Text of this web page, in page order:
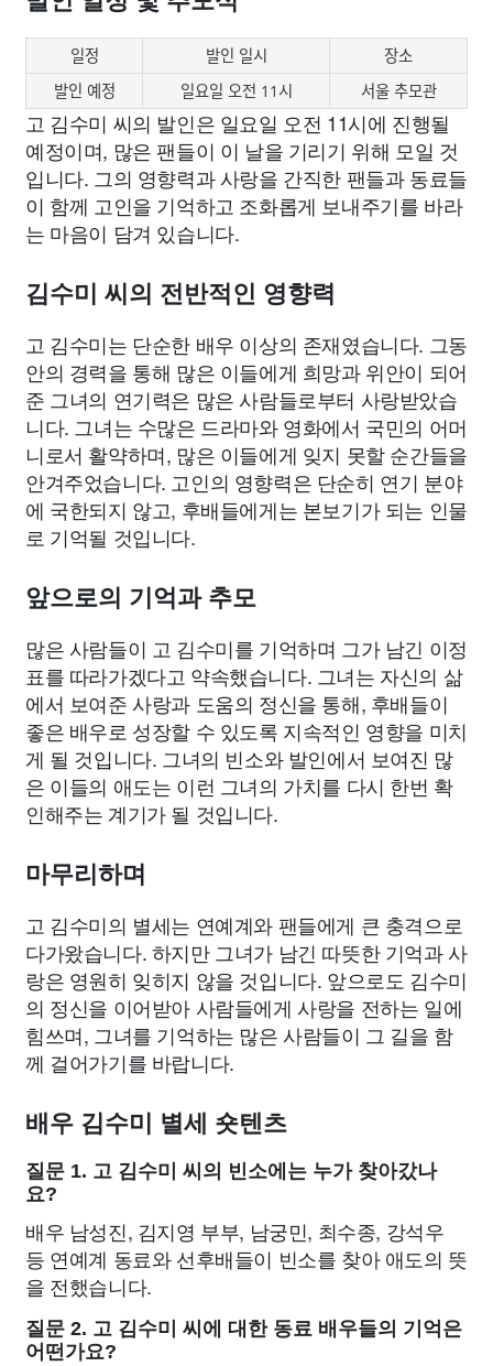
일정 발인 일시
장소
발인 예정
일요일 오전 11시 서울 추모관
고 김수미 씨의 발인은 일요일 오전 11시에 진행될
예정이며, 많은 팬들이 이 날을 기리기 위해 모일 것
입니다. 그의 영향력과 사랑을 간직한 팬들과 동료들
이 함께 고인을 기억하고 조화롭게 보내주기를 바라
는 마음이 담겨 있습니다.
김수미 씨의 전반적인 영향력
고 김수미는 단순한 배우 이상의 존재였습니다. 그동
안의 경력을 통해 많은 이들에게 희망과 위안이 되어
준 그녀의 연기력은 많은 사람들로부터 사랑받았습
니다. 그녀는 수많은 드라마와 영화에서 국민의 어머
니로서 활약하며, 많은 이들에게 잊지 못할 순간들을
안겨주었습니다. 고인의 영향력은 단순히 연기 분야
에 국한되지 않고, 후배들에게는 본보기가 되는 인물
로 기억될 것입니다.
앞으로의 기억과 추모
많은 사람들이 고 김수미를 기억하며 그가 남긴 이정
표를 따라가겠다고 약속했습니다. 그녀는 자신의 삶
에서 보여준 사랑과 도움의 정신을 통해, 후배들이
좋은 배우로 성장할 수 있도록 지속적인 영향을 미치
게 될 것입니다. 그녀의 빈소와 발인에서 보여진 많
은 이들의 애도는 이런 그녀의 가치를 다시 한번 확
인해주는 계기가 될 것입니다.
마무리하며
고 김수미의 별세는 연예계와 팬들에게 큰 충격으로
다가왔습니다. 하지만 그녀가 남긴 따뜻한 기억과 사
랑은 영원히 잊히지 않을 것입니다. 앞으로도 김수미
의 정신을 이어받아 사람들에게 사랑을 전하는 일에
힘쓰며, 그녀를 기억하는 많은 사람들이 그 길을 함
께 걸어가기를 바랍니다.
배우 김수미 별세 숏텐츠
질문 1. 고 김수미 씨의 빈소에는 누가 찾아갔나
요?
배우 남성진, 김지영 부부, 남궁민, 최수종, 강석우
등 연예계 동료와 선후배들이 빈소를 찾아 애도의 뜻
을 전했습니다.
질문 2. 고 김수미 씨에 대한 동료 배우들의 기억은
어떤가요?